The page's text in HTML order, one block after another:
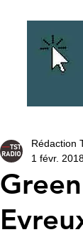
Rédaction
1 févr.